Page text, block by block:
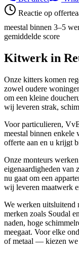
Reactie op
meestal binnen 3–5
gemiddelde score
Kitwerk in
Onze kitters komen
zowel oudere
om een kleine
wij leveren strak,
Voor particulieren,
meestal binnen
offerte aan en u krijgt
Onze monteurs
eigenaardigheden van
nu gaat om een
wij leveren maatwerk
We werken uitsluitend
merken zoals Soudal
naden, hoge
meegaat. Voor elke
of metaal — kiezen we